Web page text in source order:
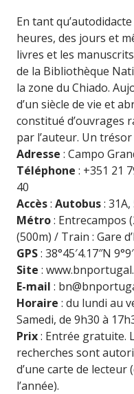
En tant
heures, des jours et
livres et les
de la Bibliothèque
la zone du Chiado.
d’un siècle de vie et
constitué d’ouvrages
par l’auteur. Un
Adresse : Campo
Téléphone : +351 21
40
Accès: Autobus:
Métro: Entrecampos
(500m) / Train : Gare
GPS: 38°45′4.17″N
Site :
E-mail :
Horaire : du lundi au
Samedi, de 9h30 à
Prix: Entrée gratuite.
recherches sont
d’une carte de lecteur
l’année).